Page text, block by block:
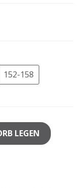
152-158
LEGEN